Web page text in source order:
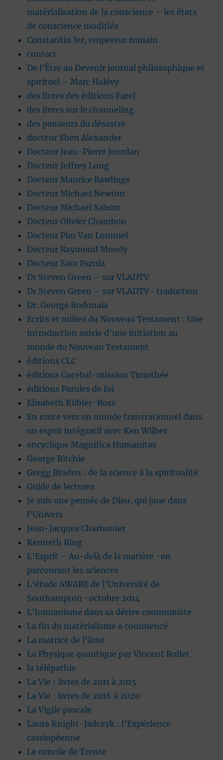
matérialisation de la conscience – les états
de conscience modifiés
Constantin Ier, empereur romain
contact
De l’Être au Devenir journal philosophique et
spirituel – Marc Halévy
des livres des éditions Farel
des livres sur le channeling
des penseurs du désastre
docteur Eben Alexander
Docteur Jean-Pierre Jourdan
Docteur Jeffrey Long
Docteur Maurice Rawlings
Docteur Michael Newton
Docteur Michael Sabom
Docteur Olivier Chambon
Docteur Pim Van Lommel
Docteur Raymond Moody
Docteur Sam Parnia
Dr Steven Green – sur VLADTV
Dr Steven Green – sur VLADTV- traduction
Dr. George Rodonaia
Ecrits et milieu du Nouveau Testament : Une
introduction suivie d’une initiation au
monde du Nouveau Testament
éditions CLC
éditions Cocebal-mission Timothée
éditions Paroles de foi
Elisabeth Kübler-Ross
En route vers un monde transrationnel dans
un esprit intégratif avec Ken Wilber
encyclique Magnifica Humanitas
George Ritchie
Gregg Braden : de la science à la spiritualité
Guide de lectures
Je suis une pensée de Dieu, qui joue dans
l’Univers
Jean-Jacques Charbonier
Kenneth Ring
L’Esprit – Au-delà de la matière -en
parcourant les sciences
L’étude AWARE de l’Université de
Southampton -octobre 2014
L’humanisme dans sa dérive communiste
La fin du matérialisme a commencé
La matrice de l’âme
La Physique quantique par Vincent Rollet
la télépathie
La Vie : livres de 2011 à 2015
La Vie : livres de 2016 à 2020
La Vigile pascale
Laura Knight-Jadczyk : l’Expérience
cassiopéenne
Le concile de Trente